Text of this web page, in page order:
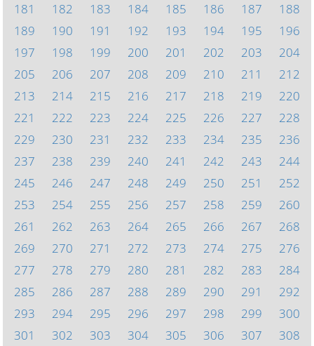
181
182 183 184 185 186 187
188
189
190 191 192 193 194 195
196
197
198 199 200 201 202 203
204
205
206 207 208 209 210 211
212
213
214 215 216 217 218 219
220
221
222 223 224 225 226 227
228
229
230 231 232 233 234 235
236
237
238 239 240 241 242 243
244
245
246 247 248 249 250 251
252
253
254 255 256 257 258 259
260
261
262 263 264 265 266 267
268
269
270 271 272 273 274 275
276
277
278 279 280 281 282 283
284
285
286 287 288 289 290 291
292
293
294 295 296 297 298 299
300
301
302 303 304 305 306 307
308